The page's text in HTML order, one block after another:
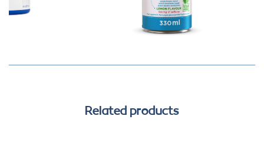
Related products